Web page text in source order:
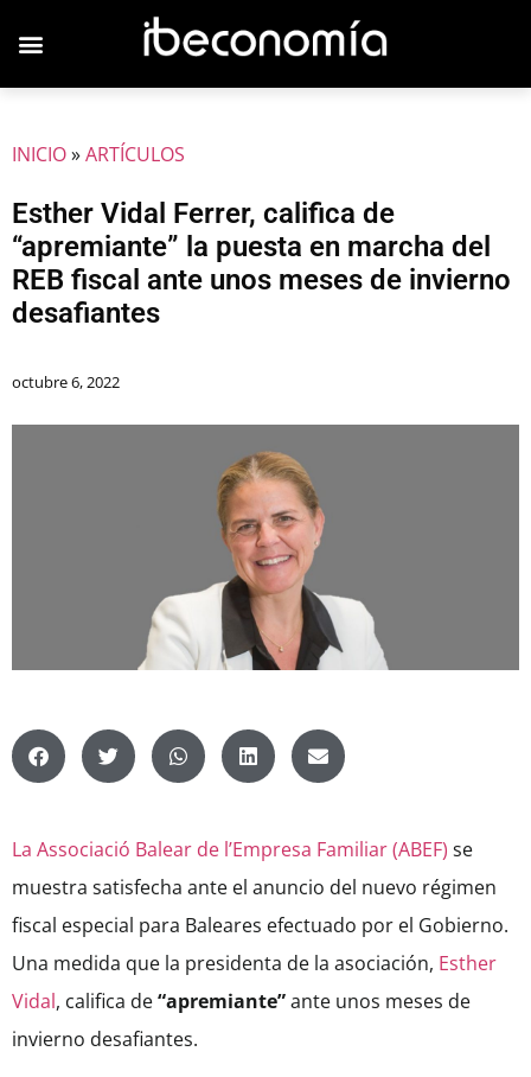
INICIO»ARTÍCULOS
Esther Vidal Ferrer, califica de
“apremiante” la puesta en marcha del
REB fiscal ante unos meses de invierno
desafiantes
octubre 6, 2022
La Associació Balear de l’Empresa Familiar (ABEF) se
muestra satisfecha ante el anuncio del nuevo régimen
fiscal especial para Baleares efectuado por el Gobierno.
Una medida que la presidenta de la asociación, Esther
Vidal, califica de“apremiante”ante unos meses de
invierno desafiantes.